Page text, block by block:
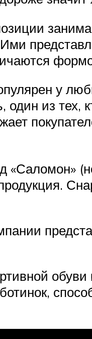
у
один из
«Саломон»